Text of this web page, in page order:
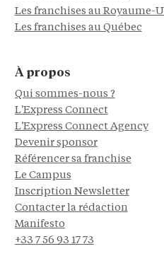
Les franchises au Royaume-
Les franchises au Québec
À propos
Qui sommes-nous ?
L'Express Connect
L'Express Connect Agency
Devenir sponsor
Référencer sa franchise
Le Campus
Inscription Newsletter
Contacter la rédaction
Manifesto
+33 7 56 93 17 73